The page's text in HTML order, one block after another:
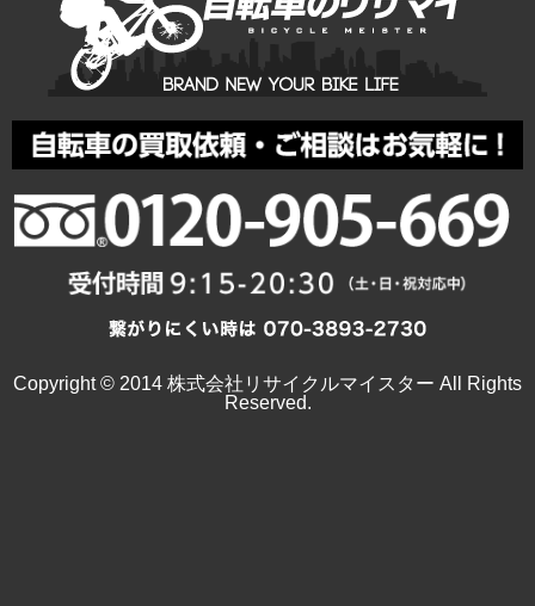
Copyright © 2014 株式会社リサイクルマイスター All Rights
Reserved.